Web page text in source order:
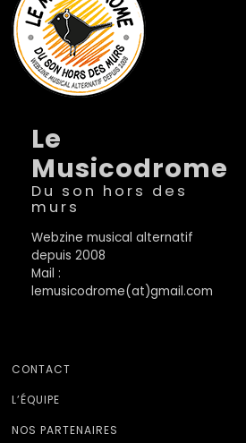
Le
Musicodrome
Du son hors des
murs
Webzine musical alternatif
depuis 2008
Mail :
lemusicodrome(at)gmail.com
CONTACT
L’ÉQUIPE
NOS PARTENAIRES